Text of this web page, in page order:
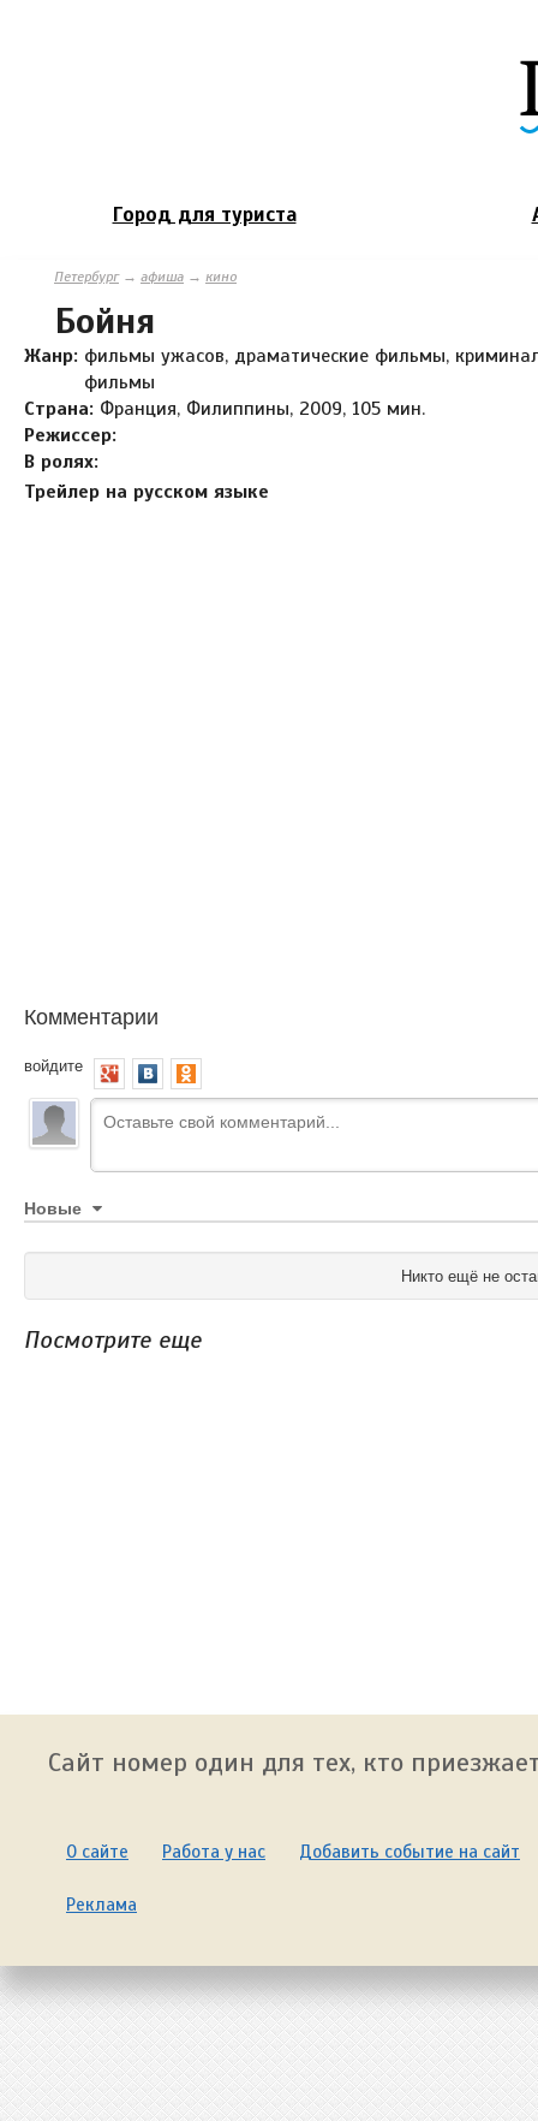
Город для туриста
Петербург→ афиша → кино
Бойня
Жанр: фильмы ужасов, драматические фильмы,
фильмы
Страна: Франция, Филиппины, 2009, 105 мин.
Режиссер:
В ролях:
Трейлер на русском языке
Комментарии
войдите
Новые
Никто ещё не
Посмотрите еще
Сайт номер один для тех, кто
О сайте Работа у нас Добавить событие на сайт
Реклама